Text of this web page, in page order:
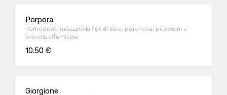
Porpora
Pomodoro, mozzarella fior di latte, porchetta, peperoni e
provola affumicata
10.50 €
Giorgione